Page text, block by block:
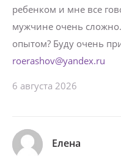
ребенком и мне все
мужчине очень
опытом? Буду очень
roerashov@yandex.ru
6 августа 2026
Елена